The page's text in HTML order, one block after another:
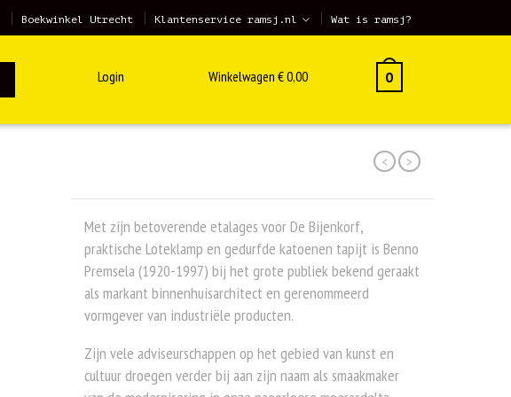
Boekwinkel Utrecht Klantenservice ramsj.nl Wat is ramsj?
Login Winkelwagen €0,00 0
< >
Met zijn betoverende etalages voor De Bijenkorf,
praktische Loteklamp en gedurfde katoenen tapijt is Benno
Premsela (1920-1997) bij het grote publiek bekend geraakt
als markant binnenhuisarchitect en gerenommeerd
vormgever van industriële producten.
Zijn vele adviseurschappen op het gebied van kunst en
cultuur droegen verder bij aan zijn naam als smaakmaker